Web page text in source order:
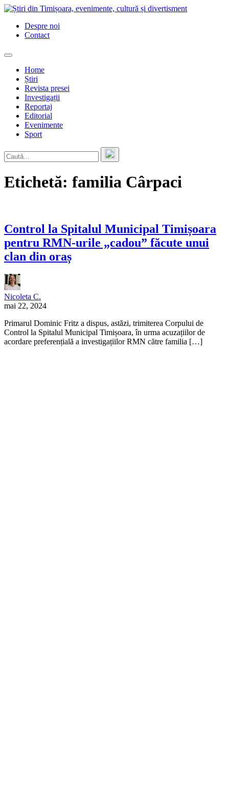
Skip
contentDespre noi
Contact
Home
Știri
Revista presei
Investigații
Reportaj
Editorial
Evenimente
Sport
Etichetă: familia Cârpaci
Control la Spitalul Municipal Timișoara
pentru RMN-urile „cadou” făcute unui
clan din oraș
Nicoleta C.
mai 22, 2024
Primarul Dominic Fritz a dispus, astăzi, trimiterea Corpului de
Control la Spitalul Municipal Timișoara, în urma acuzațiilor de
acordare preferențială a investigațiilor RMN către familia […]